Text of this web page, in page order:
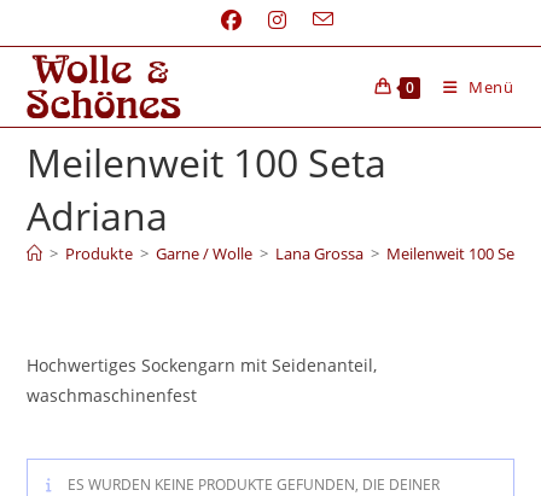
0 Menü
Meilenweit 100 Seta
Adriana
> Produkte > Garne / Wolle > Lana Grossa > Meilenweit 100 Seta
Hochwertiges Sockengarn mit Seidenanteil,
waschmaschinenfest
ES WURDEN KEINE PRODUKTE GEFUNDEN, DIE DEINER